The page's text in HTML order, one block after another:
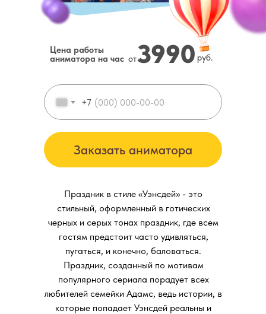
Цена работы
аниматора на час
3990 руб.
+7
Заказать аниматора
Праздник в стиле «Уэнсдей» - это
стильный, оформленный в готических
черных и серых тонах праздник, где всем
гостям предстоит часто удивляться,
пугаться, и конечно, баловаться.
Праздник, созданный по мотивам
популярного сериала порадует всех
любителей семейки Адамс, ведь истории, в
которые попадает Уэнсдей реальны и
от